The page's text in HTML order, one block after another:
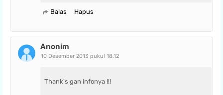
Balas Hapus
Anonim
10 Desember 2013 pukul 18.12
Thank's gan infonya !!!